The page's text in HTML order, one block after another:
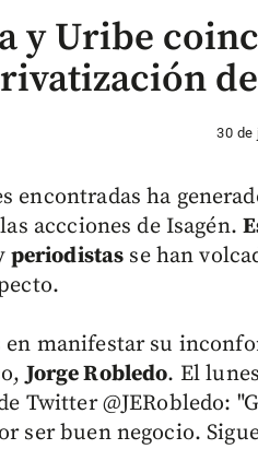
y Uribe
30 de
encontradas ha
accciones de Isagén.
periodistas se han
manifestar su
Jorge Robledo. El
Twitter @JERobledo:
ser buen negocio.